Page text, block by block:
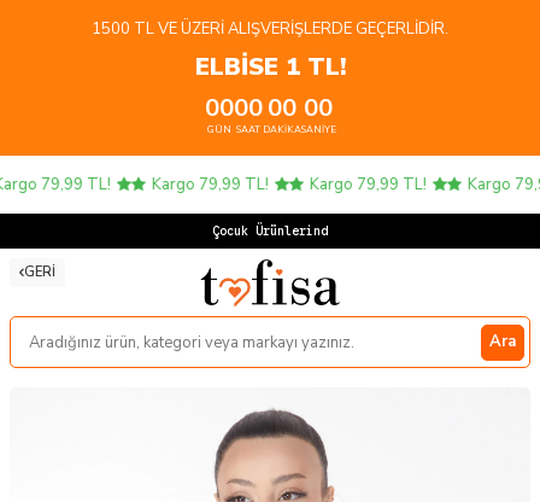
1500 TL VE ÜZERI ALIŞVERIŞLERDE GEÇERLIDIR.
ELBİSE 1 TL!
00
GÜN
00
SAAT
00
DAKIKA
00
SANIYE
79,99 TL! Kargo 79,99 TL! Kargo 79,99 TL! Kargo
Çocuk Ürünlerinde
GERI
Ara